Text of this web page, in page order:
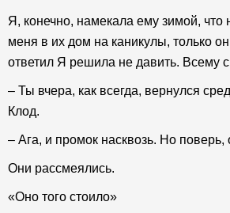
Я, конечно, намекала ему зимой, что
меня в их дом на каникулы, только
ответил Я решила не давить. Всему
– Ты вчера, как всегда, вернулся
Клод.
– Ага, и промок насквозь. Но поверь,
Они рассмеялись.
«Оно того стоило»